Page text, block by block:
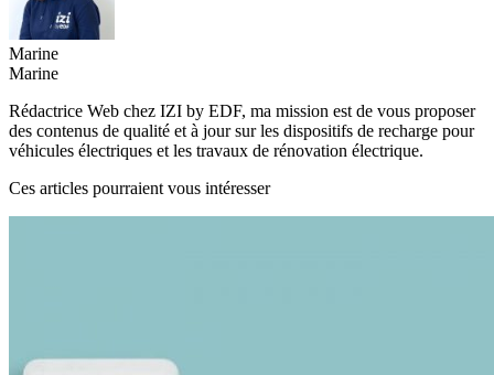
Marine
Marine
Rédactrice Web chez IZI by EDF, ma mission est de vous proposer
des contenus de qualité et à jour sur les dispositifs de recharge pour
véhicules électriques et les travaux de rénovation électrique.
Ces articles pourraient vous intéresser